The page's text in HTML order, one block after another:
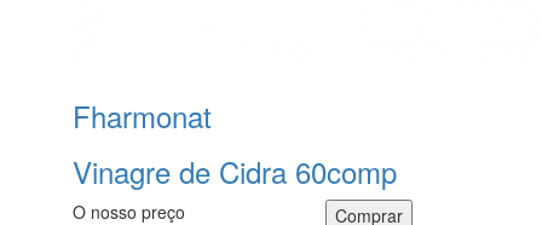
Fharmonat
Vinagre de Cidra 60comp
O nosso preço